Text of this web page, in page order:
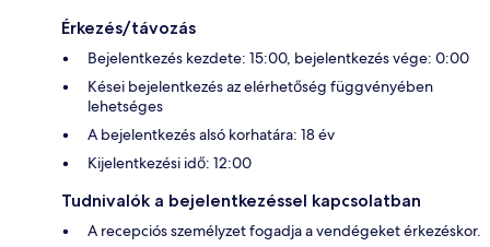
Érkezés/távozás
Bejelentkezés kezdete: 15:00, bejelentkezés vége: 0:00
Kései bejelentkezés az elérhetőség függvényében
lehetséges
A bejelentkezés alsó korhatára: 18 év
Kijelentkezési idő: 12:00
Tudnivalók a bejelentkezéssel kapcsolatban
A recepciós személyzet fogadja a vendégeket érkezéskor.